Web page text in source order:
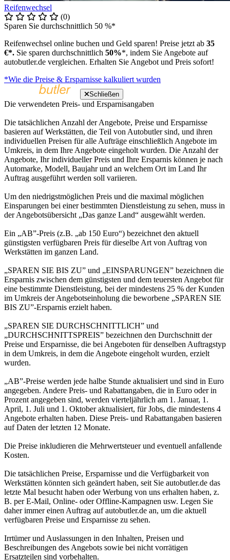
Reifenwechsel
(0)
Sparen Sie durchschnittlich 50 %*
Reifenwechsel online buchen und Geld sparen! Preise jetzt ab 35
€*. Sie sparen durchschnittlich 50%*, indem Sie Angebote auf
autobutler.de vergleichen. Erhalten Sie Angebot und Preis sofort!
*Wie die Preise & Ersparnisse kalkuliert wurden
Schließen
Die verwendeten Preis- und Ersparnisangaben
Die tatsächlichen Anzahl der Angebote, Preise und Ersparnisse
basieren auf Werkstätten, die Teil von Autobutler sind, und ihren
individuellen Preisen für alle Aufträge einschließlich Angebote im
Umkreis, in dem Ihre Angebote eingeholt wurden. Die Anzahl der
Angebote, Ihr individueller Preis und Ihre Ersparnis können je nach
Automarke, Modell, Baujahr und an welchem Ort im Land Ihr
Auftrag ausgeführt werden soll variieren.
Um den niedrigstmöglichen Preis und die maximal möglichen
Einsparungen bei einer bestimmten Dienstleistung zu sehen, muss in
der Angebotsübersicht „Das ganze Land“ ausgewählt werden.
Ein „AB”-Preis (z.B. „ab 150 Euro“) bezeichnet den aktuell
günstigsten verfügbaren Preis für dieselbe Art von Auftrag von
Werkstätten im ganzen Land.
„SPAREN SIE BIS ZU” und „EINSPARUNGEN” bezeichnen die
Ersparnis zwischen dem günstigsten und dem teuersten Angebot für
eine bestimmte Dienstleistung, bei der mindestens 25 % der Kunden
im Umkreis der Angebotseinholung die beworbene „SPAREN SIE
BIS ZU”-Ersparnis erzielt haben.
„SPAREN SIE DURCHSCHNITTLICH” und
„DURCHSCHNITTSPREIS” bezeichnen den Durchschnitt der
Preise und Ersparnisse, die bei Angeboten für denselben Auftragstyp
in dem Umkreis, in dem die Angebote eingeholt wurden, erzielt
wurden.
„AB”-Preise werden jede halbe Stunde aktualisiert und sind in Euro
angegeben. Andere Preis- und Rabattangaben, die in Euro oder in
Prozent angegeben sind, werden vierteljährlich am 1. Januar, 1.
April, 1. Juli und 1. Oktober aktualisiert, für Jobs, die mindestens 4
Angebote erhalten haben. Diese Preis- und Rabattangaben basieren
auf Daten der letzten 12 Monate.
Die Preise inkludieren die Mehrwertsteuer und eventuell anfallende
Kosten.
Die tatsächlichen Preise, Ersparnisse und die Verfügbarkeit von
Werkstätten könnten sich geändert haben, seit Sie autobutler.de das
letzte Mal besucht haben oder Werbung von uns erhalten haben, z.
B. per E-Mail, Online- oder Offline-Kampagnen usw. Legen Sie
daher immer einen Auftrag auf autobutler.de an, um die aktuell
verfügbaren Preise und Ersparnisse zu sehen.
Irrtümer und Auslassungen in den Inhalten, Preisen und
Beschreibungen des Angebots sowie bei nicht vorrätigen
Ersatzteilen sind vorbehalten.